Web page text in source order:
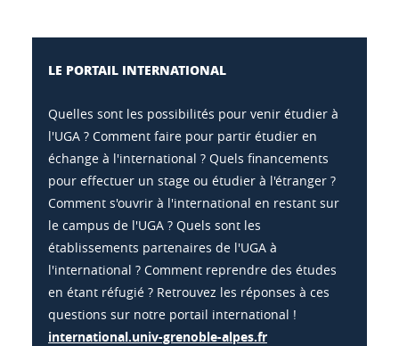
LE PORTAIL INTERNATIONAL
Quelles sont les possibilités pour venir étudier à
l'UGA ? Comment faire pour partir étudier en
échange à l'international ? Quels financements
pour effectuer un stage ou étudier à l'étranger ?
Comment s'ouvrir à l'international en restant sur
le campus de l'UGA ? Quels sont les
établissements partenaires de l'UGA à
l'international ? Comment reprendre des études
en étant réfugié ? Retrouvez les réponses à ces
questions sur notre portail international !
international.univ-grenoble-alpes.fr